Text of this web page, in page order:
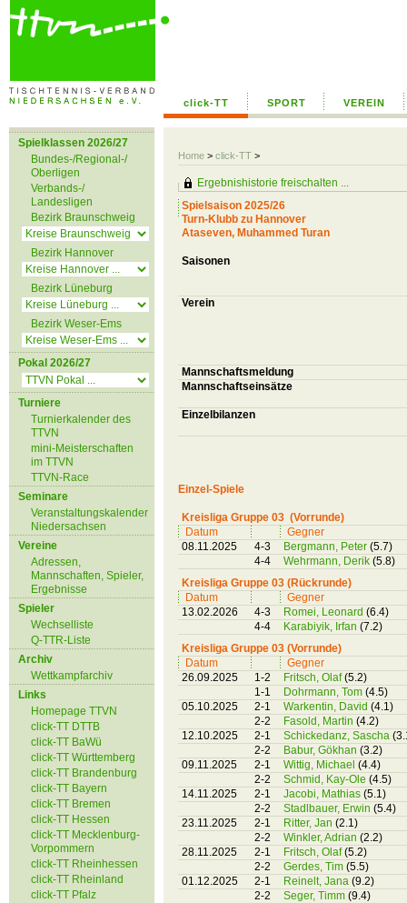
click-TT SPORT VEREIN
Home > click-TT >
Spielklassen 2026/27
Bundes-/Regional-/
Oberligen
Verbands-/
Landesligen
Bezirk Braunschweig
Bezirk Hannover
Bezirk Lüneburg
Bezirk Weser-Ems
Pokal 2026/27
Turniere
Turnierkalender des
TTVN
mini-Meisterschaften
im TTVN
TTVN-Race
Seminare
Veranstaltungskalender
Niedersachsen
Vereine
Adressen,
Mannschaften, Spieler,
Ergebnisse
Spieler
Wechselliste
Q-TTR-Liste
Archiv
Wettkampfarchiv
Links
Homepage TTVN
click-TT DTTB
click-TT BaWü
click-TT Württemberg
click-TT Brandenburg
click-TT Bayern
click-TT Bremen
click-TT Hessen
click-TT Mecklenburg-
Vorpommern
click-TT Rheinhessen
click-TT Rheinland
click-TT Pfalz
Ergebnishistorie freischalten ...
Spielsaison 2025/26
Turn-Klubb zu Hannover
Ataseven, Muhammed Turan
Saisonen
Verein
Mannschaftsmeldung
Mannschaftseinsätze
Einzelbilanzen
Einzel-Spiele
Kreisliga Gruppe 03 (Vorrunde)
Datum
Gegner
08.11.2025
4-3 Bergmann, Peter (5.7)
4-4
Wehrmann, Derik (5.8)
Kreisliga Gruppe 03 (Rückrunde)
Datum
Gegner
13.02.2026
4-3 Romei, Leonard (6.4)
4-4
Karabiyik, Irfan (7.2)
Kreisliga Gruppe 03 (Vorrunde)
Datum
Gegner
26.09.2025
1-2 Fritsch, Olaf(5.2)
1-1
Dohrmann, Tom (4.5)
05.10.2025
2-1 Warkentin, David (4.1)
2-2
Fasold, Martin (4.2)
12.10.2025
2-1 Schickedanz, Sascha
2-2
Babur, Gökhan (3.2)
09.11.2025
2-1 Wittig, Michael (4.4)
2-2
Schmid, Kay-Ole (4.5)
14.11.2025
2-1 Jacobi, Mathias (5.1)
2-2
Stadlbauer, Erwin (5.4)
23.11.2025
2-1 Ritter, Jan (2.1)
2-2
Winkler, Adrian (2.2)
28.11.2025
2-1 Fritsch, Olaf(5.2)
2-2
Gerdes, Tim (5.5)
01.12.2025
2-1 Reinelt, Jana (9.2)
2-2
Seger, Timm (9.4)